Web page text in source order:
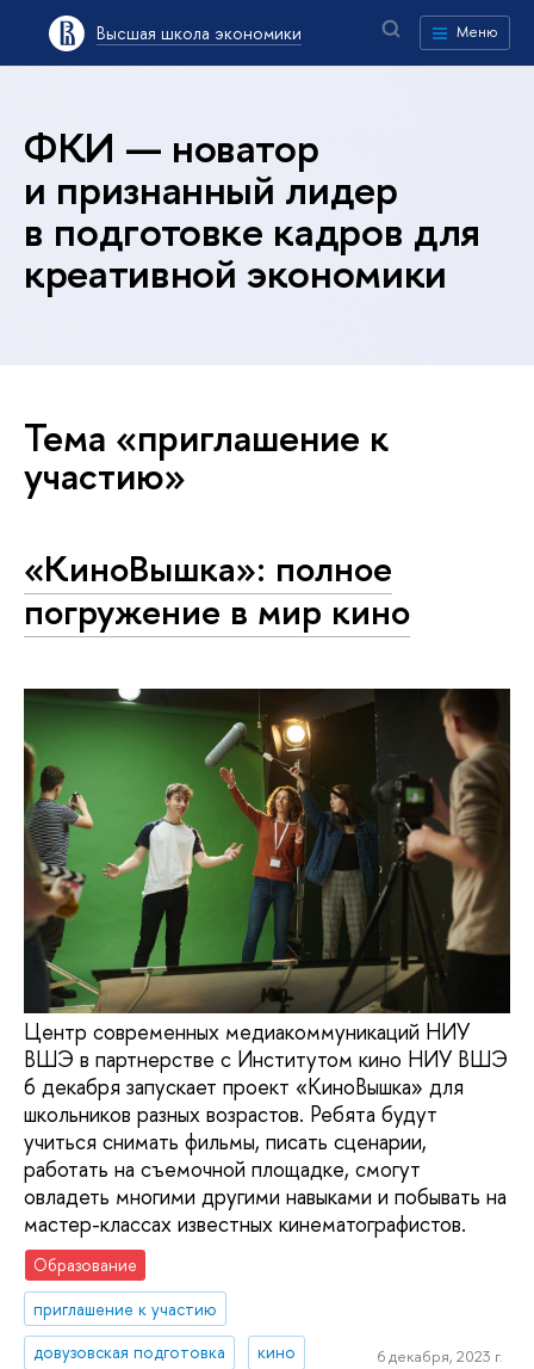
Высшая школа экономики Меню
ФКИ — новатор
и признанный лидер
в подготовке кадров для
креативной экономики
Тема «приглашение к
участию»
«КиноВышка»: полное
погружение в мир кино
Центр современных медиакоммуникаций НИУ
ВШЭ в партнерстве с Институтом кино НИУ ВШЭ
6 декабря запускает проект «КиноВышка» для
школьников разных возрастов. Ребята будут
учиться снимать фильмы, писать сценарии,
работать на съемочной площадке, смогут
овладеть многими другими навыками и побывать на
мастер-классах известных кинематографистов.
Образование
приглашение к участию
довузовская подготовка
кино 6 декабря, 2023 г.